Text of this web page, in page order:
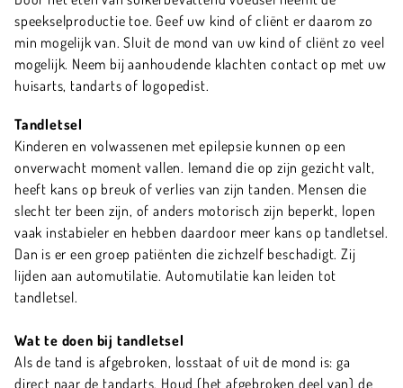
speekselproductie toe. Geef uw kind of cliënt er daarom zo
min mogelijk van. Sluit de mond van uw kind of cliënt zo veel
mogelijk. Neem bij aanhoudende klachten contact op met uw
huisarts, tandarts of logopedist.
Tandletsel
Kinderen en volwassenen met epilepsie kunnen op een
onverwacht moment vallen. Iemand die op zijn gezicht valt,
heeft kans op breuk of verlies van zijn tanden. Mensen die
slecht ter been zijn, of anders motorisch zijn beperkt, lopen
vaak instabieler en hebben daardoor meer kans op tandletsel.
Dan is er een groep patiënten die zichzelf beschadigt. Zij
lijden aan automutilatie. Automutilatie kan leiden tot
tandletsel.
Wat te doen bij tandletsel
Als de tand is afgebroken, losstaat of uit de mond is: ga
direct naar de tandarts. Houd (het afgebroken deel van) de